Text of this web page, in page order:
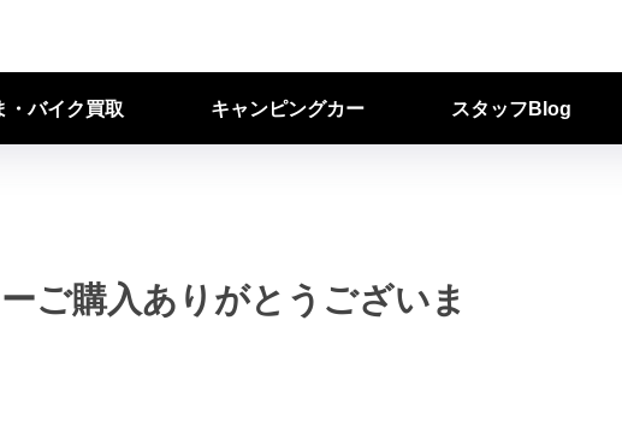
・バイク買取 キャンピングカー スタッフBlog
ご購入ありがとうございま